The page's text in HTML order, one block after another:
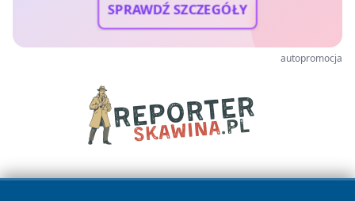
SPRAWDŹ SZCZEGÓŁY
autopromocja